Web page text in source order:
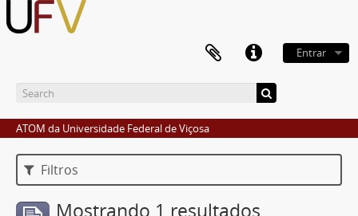
Entrar
ATOM da Universidade Federal de Viçosa
Filtros
Mostrando 1 resultados